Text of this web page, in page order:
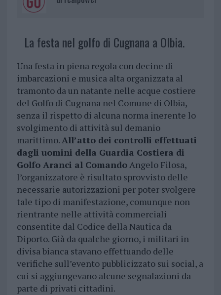
La festa nel golfo di Cugnana a Olbia.
Una festa in piena regola con decine di
imbarcazioni e musica alta organizzata al
tramonto da un natante nelle acque costiere
del Golfo di Cugnana nel Comune di Olbia,
senza il rispetto di alcuna norma inerente lo
svolgimento di attività sul demanio
marittimo.All’atto dei controlli effettuati
dagli uomini della Guardia Costiera di
Golfo Aranci al ComandoAngelo Filosa,
l’organizzatore è risultato sprovvisto delle
necessarie autorizzazioni per poter svolgere
tale tipo di manifestazione, comunque non
rientrante nelle attività commerciali
consentite dal Codice della Nautica da
Diporto. Già da qualche giorno, i militari in
divisa bianca stavano effettuando delle
verifiche sull’evento pubblicizzato sui social, a
cui si aggiungevano alcune segnalazioni da
parte di privati cittadini.